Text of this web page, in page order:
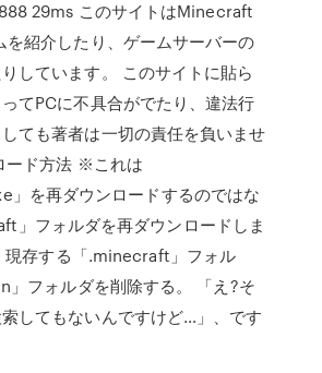
29ms このサイトはMinecraft
を紹介したり、ゲームサーバーの
しています。 このサイトに貼ら
てPCに不具合がでたり、違法行
ても著者は一切の責任を負いませ
ード方法 ※これは
」を再ダウンロードするのではな
」フォルダを再ダウンロードしま
現存する「.minecraft」フォル
」フォルダを削除する。 「え?そ
してもないんですけど…」、です